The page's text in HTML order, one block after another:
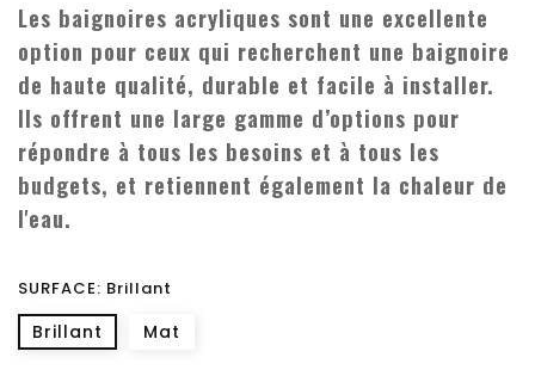
Les baignoires acryliques sont une excellente
option pour ceux qui recherchent une baignoire
de haute qualité, durable et facile à installer.
Ils offrent une large gamme d’options pour
répondre à tous les besoins et à tous les
budgets, et retiennent également la chaleur de
l'eau.
SURFACE: Brillant
Brillant Mat